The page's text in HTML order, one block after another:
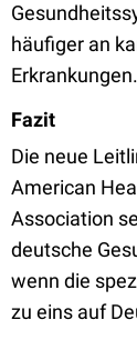
häufiger an
Erkrankungen.
Fazit
Die neue
American
Association
deutsche
wenn die
zu eins auf